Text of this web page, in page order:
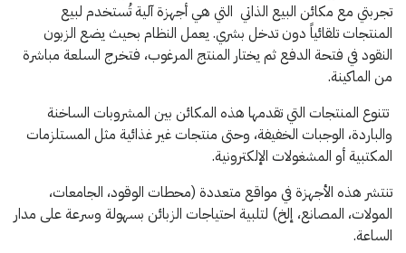
تجربتي مع مكائن البيع الذاتي التي هي أجهزة آلية تُستخدم لبيع
المنتجات تلقائياً دون تدخل بشري. يعمل النظام بحيث يضع الزبون
النقود في فتحة الدفع ثم يختار المنتج المرغوب، فتخرج السلعة مباشرة
من الماكينة.
تتنوع المنتجات التي تقدمها هذه المكائن بين المشروبات الساخنة
والباردة، الوجبات الخفيفة، وحتى منتجات غير غذائية مثل المستلزمات
المكتبية أو المشغولات الإلكترونية.
تنتشر هذه الأجهزة في مواقع متعددة (محطات الوقود، الجامعات،
المولات، المصانع، إلخ) لتلبية احتياجات الزبائن بسهولة وسرعة على مدار
الساعة.